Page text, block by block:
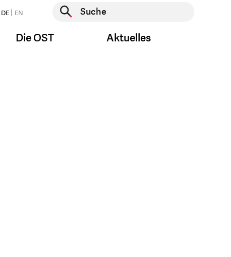
DE EN
Suche starten
Die OST Aktuelles